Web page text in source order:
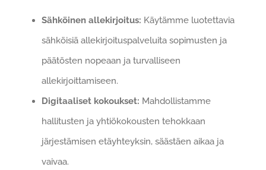
Sähköinen allekirjoitus: Käytämme luotettavia
sähköisiä allekirjoituspalveluita sopimusten ja
päätösten nopeaan ja turvalliseen
allekirjoittamiseen.
Digitaaliset kokoukset: Mahdollistamme
hallitusten ja yhtiökokousten tehokkaan
järjestämisen etäyhteyksin, säästäen aikaa ja
vaivaa.